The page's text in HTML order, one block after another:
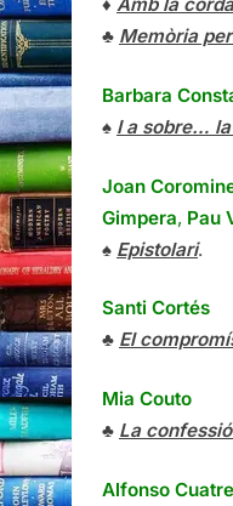
♣ Memòria
Barbara
♠ I a sobre…
Joan
Gimpera, Pau
♠ Epistolari.
Santi Cortés
♣ El
Mia Couto
♣ La
Alfonso